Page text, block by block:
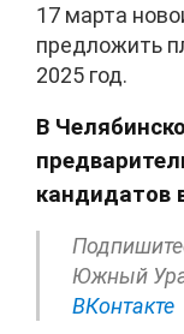
17 марта
предложить
2025 год.
В
кандидатов
Южный
ВКонтакте